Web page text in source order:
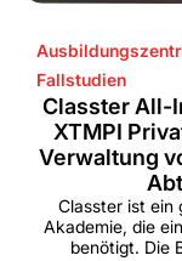
Fallstudien
Classter All-
XTMPI
Verwaltung
Classter ist ein
Akademie, die
benötigt. Die